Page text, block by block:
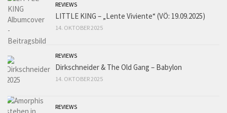
REVIEWS
LITTLE KING – „Lente Viviente“ (VÖ: 19.09.2025)
14. OKTOBER 2025
REVIEWS
Dirkschneider & The Old Gang – Babylon
14. OKTOBER 2025
REVIEWS